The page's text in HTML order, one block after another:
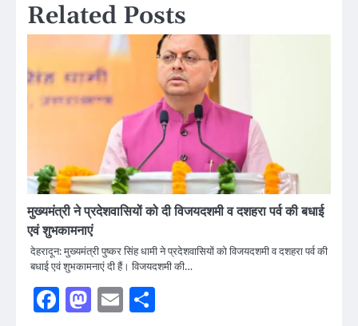
Related Posts
मुख्यमंत्री ने प्रदेशवासियों को दी विजयदशमी व दशहरा पर्व की बधाई
एवं शुभकामनाएं
देहरादून: मुख्यमंत्री पुष्कर सिंह धामी ने प्रदेशवासियों को विजयदशमी व दशहरा पर्व की
बधाई एवं शुभकामनाएं दी हैं। विजयदशमी की…
Facebook
Mastodon
Email